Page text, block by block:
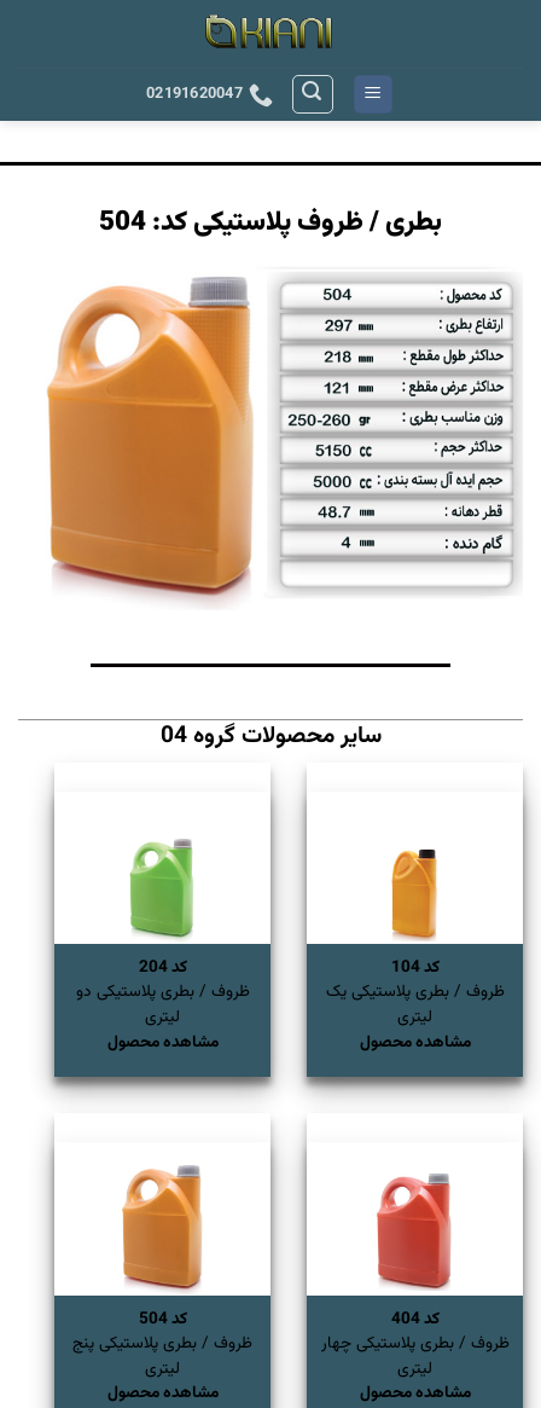
02191620047
بطری / ظروف پلاستیکی کد: 504
سایر محصولات گروه 04
کد 104
ظروف / بطری پلاستیکی یک
لیتری
مشاهده محصول
کد 204
ظروف / بطری پلاستیکی دو
لیتری
مشاهده محصول
کد 404
ظروف / بطری پلاستیکی چهار
لیتری
مشاهده محصول
کد 504
ظروف / بطری پلاستیکی پنج
لیتری
مشاهده محصول